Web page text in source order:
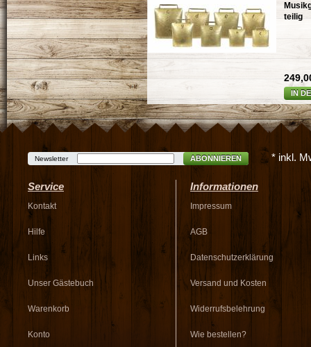
teilig
IN
Newsletter ABONNIEREN * inkl.
Service
Kontakt
Hilfe
Links
Unser Gästebuch
Warenkorb
Konto
Informationen
Impressum
AGB
Datenschutzerklärung
Versand und Kosten
Widerrufsbelehrung
Wie bestellen?